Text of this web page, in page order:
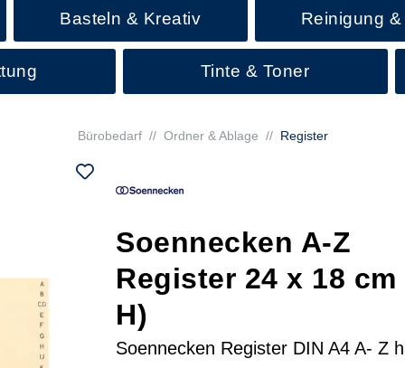
Basteln & Kreativ Reinigung
Tinte & Toner
Bürobedarf // Ordner & Ablage // Register
Soennecken A-Z
Register 24 x 18 cm
H)
Soennecken Register DIN A4 A- Z